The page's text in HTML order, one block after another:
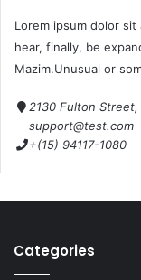
Lorem ipsum dolor
hear, finally, be
Mazim.Unusual or
2130 Fulton Street,
support@test.com
+(15) 94117-1080
Categories